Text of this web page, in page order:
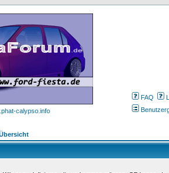
calypso.info
FAQ